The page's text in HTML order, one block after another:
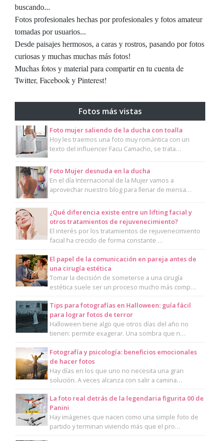
buscando...
Fotos profesionales hechas por profesionales y fotos amateur
tomadas por usuarios...
Desde paisajes hermosos, a caras y rostros, pasando por fotos
curiosas y muchas muchas más fotos!
Muchas fotos y material para compartir en tu cuenta de
Twitter, Facebook y Pinterest!
Fotos más vistas
Foto mujer saliendo de la ducha con toalla
Hoy les traemos una foto muy romántica con un
texto del influencer Facu Camacho, se trata…
Foto Mujer desnuda en la ducha
En el día Internacional de la Mujer vamos a
aprovechar nuestro blog para llenar de mensa…
¿Qué diferencia existe entre un lifting facial y
otros tratamientos de rejuvenecimiento?
El interés por los tratamientos de rejuvenecimiento
facial ha crecido de forma constante …
El papel de la comunicación en pareja antes de
una cirugía estética
Tomar la decisión de someterse a una cirugía
estética suele ser un proceso mucho más comp…
Tips para fotografías en Halloween: guía fácil
para lograr fotos de terror
Halloween tiene algo que otros días del año no
tienen: permite exagerar. Una sombra que n…
Fotografía y psicología: beneficios emocionales
de hacer fotos
Hay días en los que uno no necesita una gran
solución. A veces alcanza con salir a camina…
La foto real detrás de la legendaria figurita 00 de
Panini
Hay imágenes que nacen como una simple foto de
partido y terminan viviendo más que el pro…